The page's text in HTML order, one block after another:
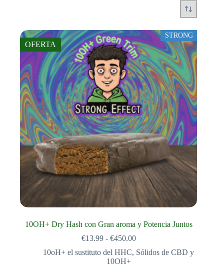
STRONG
OFERTA
10OH+ Dry Hash con Gran aroma y Potencia Juntos
€13.99 - €450.00Rango
precios:
10oH+ el sustituto del HHC, Sólidos de CBD y
10OH+